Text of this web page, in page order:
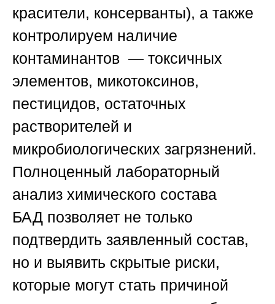
красители, консерванты), а также
контролируем наличие
контаминантов — токсичных
элементов, микотоксинов,
пестицидов, остаточных
растворителей и
микробиологических загрязнений.
Полноценный лабораторный
анализ химического состава
БАД позволяет не только
подтвердить заявленный состав,
но и выявить скрытые риски,
которые могут стать причиной